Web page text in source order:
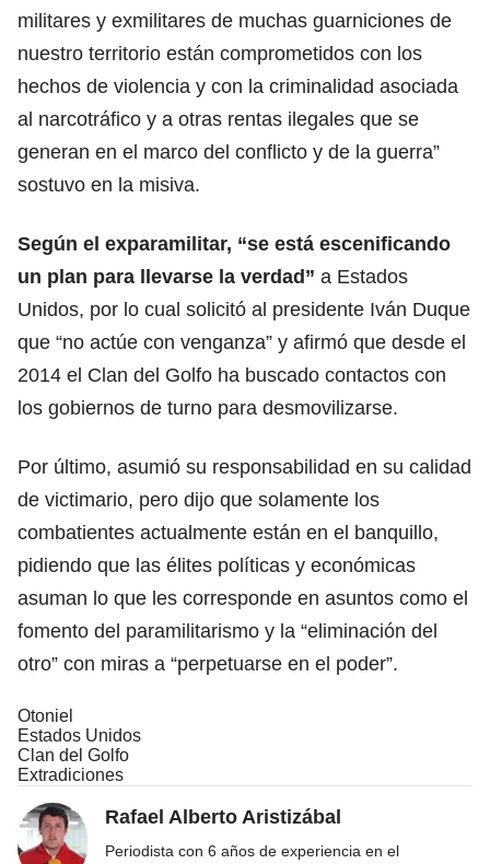
militares y exmilitares de muchas guarniciones de
nuestro territorio están comprometidos con los
hechos de violencia y con la criminalidad asociada
al narcotráfico y a otras rentas ilegales que se
generan en el marco del conflicto y de la guerra”
sostuvo en la misiva.
Según el exparamilitar, “se está escenificando
un plan para llevarse la verdad” a Estados
Unidos, por lo cual solicitó al presidente Iván Duque
que “no actúe con venganza” y afirmó que desde el
2014 el Clan del Golfo ha buscado contactos con
los gobiernos de turno para desmovilizarse.
Por último, asumió su responsabilidad en su calidad
de victimario, pero dijo que solamente los
combatientes actualmente están en el banquillo,
pidiendo que las élites políticas y económicas
asuman lo que les corresponde en asuntos como el
fomento del paramilitarismo y la “eliminación del
otro” con miras a “perpetuarse en el poder”.
Otoniel
Estados Unidos
Clan del Golfo
Extradiciones
Rafael Alberto Aristizábal
Periodista con 6 años de experiencia en el